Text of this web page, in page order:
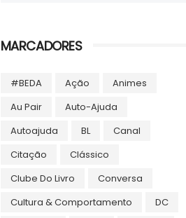
MARCADORES
#BEDA Ação
Animes
Au Pair
Auto-Ajuda
Autoajuda
BL
Canal
Citação
Clássico
Clube Do Livro
Conversa
Cultura & Comportamento
DC